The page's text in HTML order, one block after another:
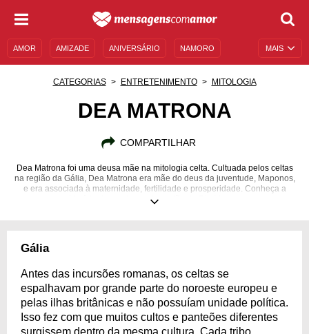
MAIS
AMOR AMIZADE ANIVERSÁRIO NAMORO
CATEGORIAS ENTRETENIMENTO MITOLOGIA
DEA MATRONA
COMPARTILHAR
Dea Matrona foi uma deusa mãe na mitologia celta. Cultuada pelos celtas
na região da Gália, Dea Matrona era mãe do deus da juventude, Maponos,
e era associada à maternidade, fertilidade e prosperidade. Conheça a
história dessa deusa da região do Rio Marne.
Gália
Antes das incursões romanas, os celtas se
espalhavam por grande parte do noroeste europeu e
pelas ilhas britânicas e não possuíam unidade política.
Isso fez com que muitos cultos e panteões diferentes
surgissem dentro da mesma cultura. Cada tribo